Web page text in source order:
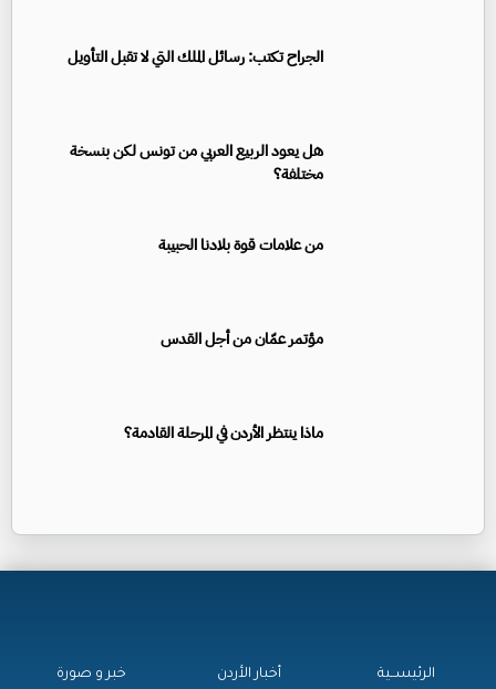
الجراح تكتب: رسائل الملك التي لا تقبل التأويل
هل يعود الربيع العربي من تونس لكن بنسخة
مختلفة؟
من علامات قوة بلادنا الحبيبة
مؤتمر عمّان من أجل القدس
ماذا ينتظر الأردن في المرحلة القادمة؟
الرئيســية أخبار الأردن خبر و صورة